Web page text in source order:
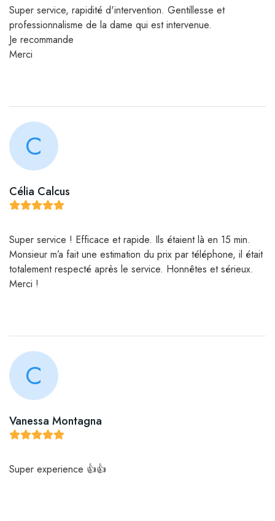
Super service, rapidité d'intervention. Gentillesse et
professionnalisme de la dame qui est intervenue.
Je recommande
Merci
C
Célia Calcus
Super service ! Efficace et rapide. Ils étaient là en 15 min.
Monsieur m’a fait une estimation du prix par téléphone, il était
totalement respecté après le service. Honnêtes et sérieux.
Merci !
C
Vanessa Montagna
Super experience 👍👍